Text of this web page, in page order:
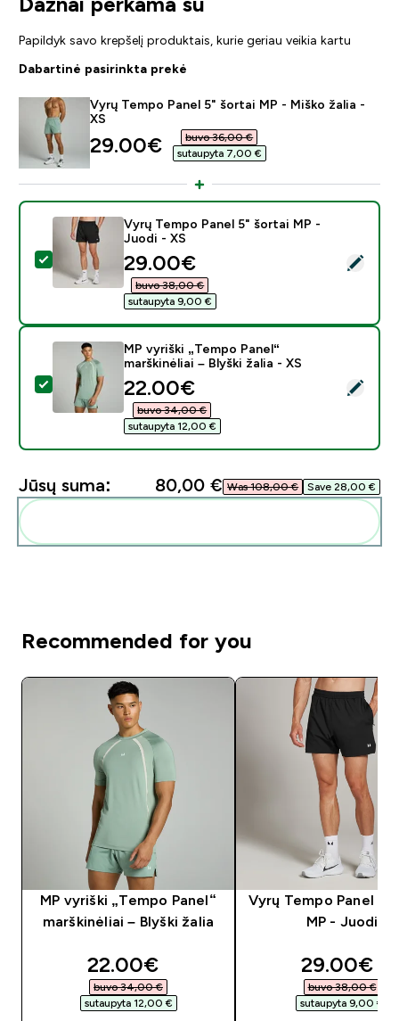
Papildyk savo krepšelį produktais, kurie geriau veikia kartu
Dabartinė pasirinkta prekė
Vyrų Tempo Panel 5" šortai MP - Miško žalia -
XS
discounted price
29.00€‎
buvo 36,00 €‎
sutaupyta 7,00 €‎
Pasirinkti šį produktą - Vyrų Tempo Panel 5" šortai MP
Vyrų Tempo Panel 5" šortai MP -
Juodi - XS
discounted price
29.00€‎
buvo 38,00 €‎
sutaupyta 9,00 €‎
Pasirinkti šį produktą - MP vyriški „Tempo Panel“
MP vyriški „Tempo Panel“
marškinėliai – Blyški žalia - XS
discounted price
22.00€‎
buvo 34,00 €‎
sutaupyta 12,00 €‎
Jūsų suma: 80,00 €‎ Was 108,00 €‎ Save 28,00 €‎
Recommended for you
MP vyriški „Tempo Panel“
marškinėliai – Blyški žalia
discounted price
22.00€‎
buvo 34,00 €‎
sutaupyta 12,00 €‎
Vyrų Tempo Panel 5"
MP - Juodi
29.00€‎
buvo 38,00 €‎
sutaupyta 9,00 €‎